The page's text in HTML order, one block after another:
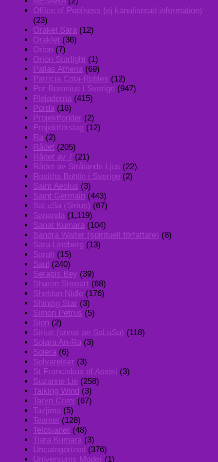
Office of Poofness (ej kanaliserad information)
(23)
Orakel Sara (12)
Oraklet (36)
Orion (7)
Orion Starlight (1)
Pallas Athena (69)
Patricia Cota-Robles (12)
Per Beronius i Sverige (947)
Plejaderna (415)
Porda (16)
Projektfonder (2)
Projektförslag (12)
Ra (2)
Rådet (205)
Rådet av 7 (21)
Rådet av Strålande Ljus (22)
Rositha Bohlin i Sverige (2)
Saint Aeolus (3)
Saint Germain (443)
SaLuSa (Sirius) (67)
Sananda (1,119)
Sanat Kumara (104)
Sandra Walter (spirituell författare) (8)
Sara Lindberg (13)
Sarah (15)
Saul (240)
Serapis Bey (39)
Sharon Stewart (68)
Sheldan Nidle (176)
Shining Star (3)
Simon Petrus (5)
Sion (2)
Sirius (annat än SaLuSa) (118)
Solara An-Ra (3)
Solera (6)
Solvarelser (3)
St Franciskus of Assisi (3)
Suzanne Lie (258)
Talking Wind (3)
Taryn Crimi (67)
Tazjima (5)
Teamet (128)
Telosianer (48)
Tiara Kumara (3)
Uncategorized (376)
Universums Moder (1)